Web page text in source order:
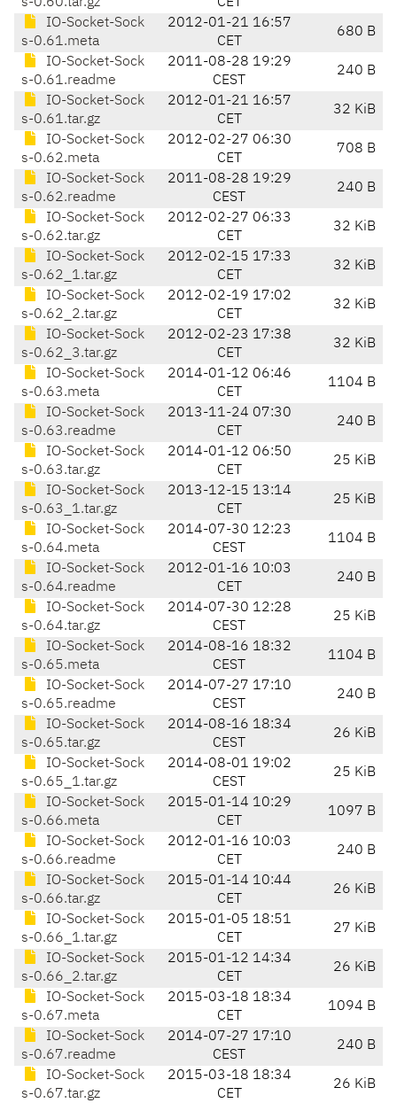
IO-Socket-Sock
s-0.61.meta
2012-01-21 16:57
CET
680 B
IO-Socket-Sock
s-0.61.readme
2011-08-28 19:29
CEST
240 B
IO-Socket-Sock
s-0.61.tar.gz
2012-01-21 16:57
CET
32 KiB
IO-Socket-Sock
s-0.62.meta
2012-02-27 06:30
CET
708 B
IO-Socket-Sock
s-0.62.readme
2011-08-28 19:29
CEST
240 B
IO-Socket-Sock
s-0.62.tar.gz
2012-02-27 06:33
CET
32 KiB
IO-Socket-Sock
s-0.62_1.tar.gz
2012-02-15 17:33
CET
32 KiB
IO-Socket-Sock
s-0.62_2.tar.gz
2012-02-19 17:02
CET
32 KiB
IO-Socket-Sock
s-0.62_3.tar.gz
2012-02-23 17:38
CET
32 KiB
IO-Socket-Sock
s-0.63.meta
2014-01-12 06:46
CET
1104 B
IO-Socket-Sock
s-0.63.readme
2013-11-24 07:30
CET
240 B
IO-Socket-Sock
s-0.63.tar.gz
2014-01-12 06:50
CET
25 KiB
IO-Socket-Sock
s-0.63_1.tar.gz
2013-12-15 13:14
CET
25 KiB
IO-Socket-Sock
s-0.64.meta
2014-07-30 12:23
CEST
1104 B
IO-Socket-Sock
s-0.64.readme
2012-01-16 10:03
CET
240 B
IO-Socket-Sock
s-0.64.tar.gz
2014-07-30 12:28
CEST
25 KiB
IO-Socket-Sock
s-0.65.meta
2014-08-16 18:32
CEST
1104 B
IO-Socket-Sock
s-0.65.readme
2014-07-27 17:10
CEST
240 B
IO-Socket-Sock
s-0.65.tar.gz
2014-08-16 18:34
CEST
26 KiB
IO-Socket-Sock
s-0.65_1.tar.gz
2014-08-01 19:02
CEST
25 KiB
IO-Socket-Sock
s-0.66.meta
2015-01-14 10:29
CET
1097 B
IO-Socket-Sock
s-0.66.readme
2012-01-16 10:03
CET
240 B
IO-Socket-Sock
s-0.66.tar.gz
2015-01-14 10:44
CET
26 KiB
IO-Socket-Sock
s-0.66_1.tar.gz
2015-01-05 18:51
CET
27 KiB
IO-Socket-Sock
s-0.66_2.tar.gz
2015-01-12 14:34
CET
26 KiB
IO-Socket-Sock
s-0.67.meta
2015-03-18 18:34
CET
1094 B
IO-Socket-Sock
s-0.67.readme
2014-07-27 17:10
CEST
240 B
IO-Socket-Sock
s-0.67.tar.gz
2015-03-18 18:34
CET
26 KiB